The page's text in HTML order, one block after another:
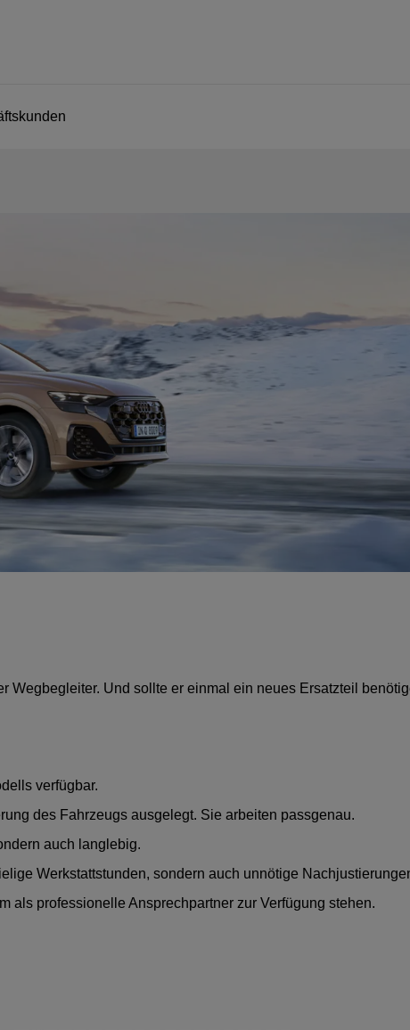
Und sollte er einmal ein neues Ersatzteil
verfügbar.
des Fahrzeugs ausgelegt. Sie arbeiten passgenau.
auch langlebig.
Werkstattstunden, sondern auch unnötige
als professionelle Ansprechpartner zur Verfügung stehen.